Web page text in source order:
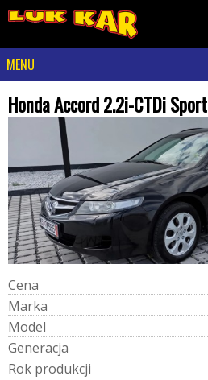
MENU
Honda Accord 2.2i-CTDi Sport
Cena
Marka
Model
Generacja
Rok produkcji